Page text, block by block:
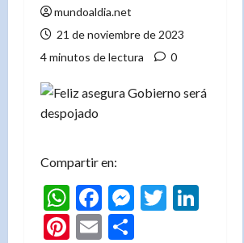
mundoaldia.net
21 de noviembre de 2023
4 minutos de lectura
0
Compartir en:
WhatsApp
Facebook
Messenger
Twitter
Pinterest
Email